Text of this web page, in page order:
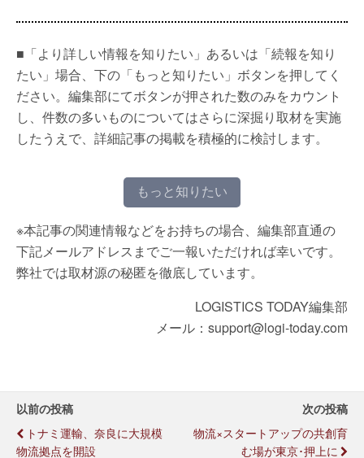
■「より詳しい情報を知りたい」あるいは「続報を知り
たい」場合、下の「もっと知りたい」ボタンを押してく
ださい。編集部にてボタンが押された数のみをカウント
し、件数の多いものについてはさらに深掘り取材を実施
したうえで、詳細記事の掲載を積極的に検討します。
もっと知りたい
※本記事の関連情報などをお持ちの場合、編集部直通の
下記メールアドレスまでご一報いただければ幸いです。
弊社では取材源の秘匿を徹底しています。
LOGISTICS TODAY編集部
メール：support@logi-today.com
以前の投稿
トナミ運輸、奈良に大規模
物流拠点を開設
次の投稿
物流×スタートアップの共創育
む場が東京･押上に